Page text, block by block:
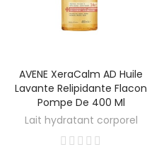
AVENE XeraCalm AD Huile
Lavante Relipidante Flacon
Pompe De 400 Ml
Lait hydratant corporel